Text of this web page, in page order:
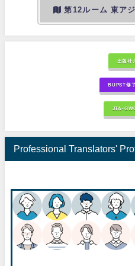
第12ルーム 東ア
出版社
BUPST修
JTA-
Professional Translators'